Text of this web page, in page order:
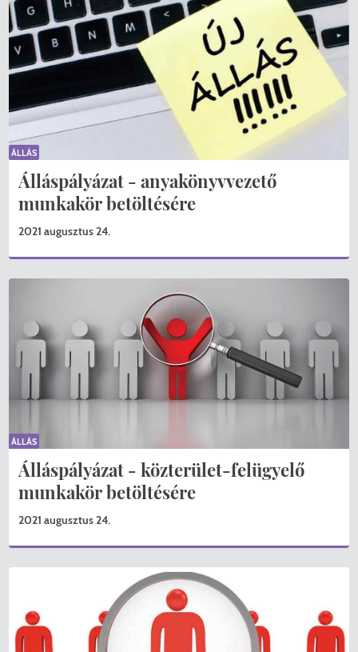
Álláspályázat - anyakönyvvezető
munkakör betöltésére
2021 augusztus 24.
ÁLLÁS
Álláspályázat - közterület-felügyelő
munkakör betöltésére
2021 augusztus 24.
ÁLLÁS